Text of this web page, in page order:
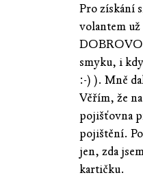
Pro získání
volantem
smyku, i
:-) ). Mně
Věřím, že
pojišťovna
pojištění.
jen, zda
kartičku.